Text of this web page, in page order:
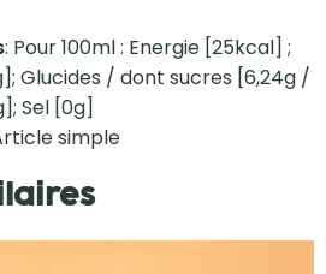
: Pour 100ml : Energie [25kcal] ;
Glucides / dont sucres [6,24g /
Sel [0g]
simple